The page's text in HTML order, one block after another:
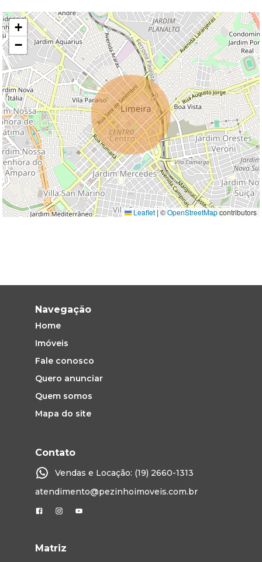
+
−
Leaflet |©OpenStreetMapcontributors
Navegação
Home
Imóveis
Fale conosco
Quero anunciar
Quem somos
Mapa do site
Contato
Vendas e Locação: (19) 2660-1313
atendimento@pezinhoimoveis.com.br
Matriz